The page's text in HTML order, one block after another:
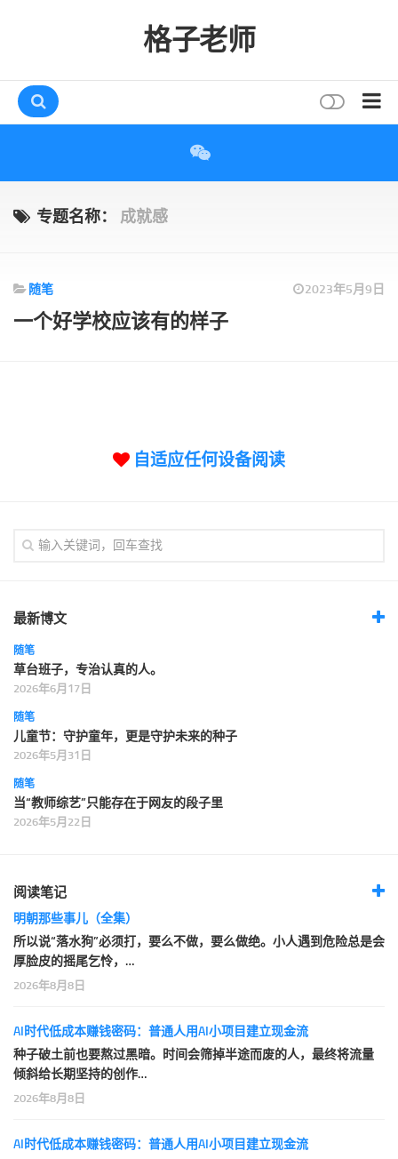
格子老师
互动
友情链接
专题名称： 成就感
随笔 2023年5月9日
一个好学校应该有的样子
自适应任何设备阅读
最新博文
随笔
草台班子，专治认真的人。
2026年6月17日
随笔
儿童节：守护童年，更是守护未来的种子
2026年5月31日
随笔
当“教师综艺”只能存在于网友的段子里
2026年5月22日
阅读笔记
明朝那些事儿（全集）
所以说“落水狗”必须打，要么不做，要么做绝。小人遇到危险总是会
厚脸皮的摇尾乞怜，…
2026年8月8日
AI时代低成本赚钱密码：普通人用AI小项目建立现金流
种子破土前也要熬过黑暗。时间会筛掉半途而废的人，最终将流量
倾斜给长期坚持的创作…
2026年8月8日
AI时代低成本赚钱密码：普通人用AI小项目建立现金流